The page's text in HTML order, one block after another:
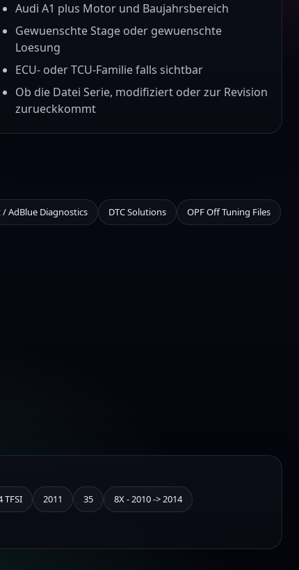
Audi A1 plus Motor und Baujahrsbereich
Gewuenschte Stage oder gewuenschte
Loesung
ECU- oder TCU-Familie falls sichtbar
Ob die Datei Serie, modifiziert oder zur Revision
zurueckkommt
/ AdBlue Diagnostics DTC Solutions OPF Off Tuning Files
TFSI 2011 35 8X - 2010 -> 2014